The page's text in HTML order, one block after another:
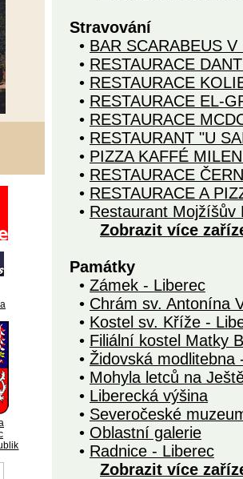
Stravování
• BAR SCARABEUS V
• RESTAURACE
• RESTAURACE
• RESTAURACE EL-
• RESTAURACE
• RESTAURANT "U
• PIZZA KAFFÉ
• RESTAURACE
• RESTAURACE A
• Restaurant Mojžíšův
Zobrazit více
Památky
• Zámek - Liberec
• Chrám sv. Antonína
• Kostel sv. Kříže -
• Filiální kostel Matky
• Židovská modlitebna
• Mohyla letců na
• Liberecká výšina
• Severočeské
• Oblastní galerie
• Radnice - Liberec
Zobrazit více